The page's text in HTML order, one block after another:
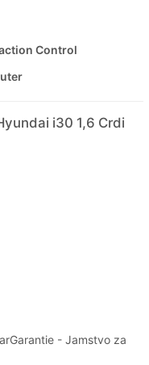
Control
i30 1,6 Crdi
- Jamstvo za